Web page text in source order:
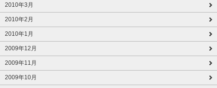
2010年3月
2010年2月
2010年1月
2009年12月
2009年11月
2009年10月